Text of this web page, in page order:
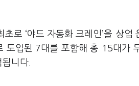
로 ‘야드 자동화 크레인’을 상
도입된 7대를 포함해 총 15대가
니다.